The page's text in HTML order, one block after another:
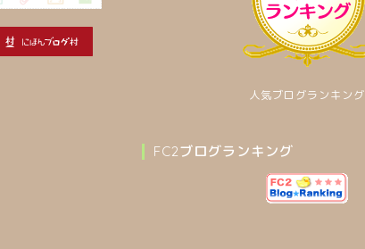
人気ブログランキング
FC2ブログランキング